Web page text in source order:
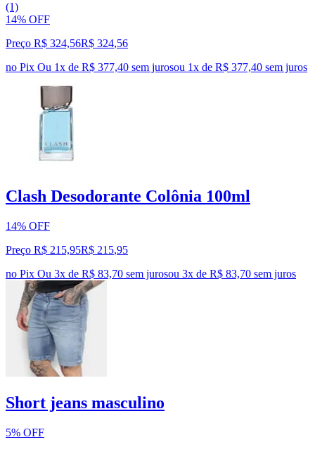
(1)
14% OFF
Preço R$ 324,56R$ 324,56
no Pix Ou 1x de R$ 377,40 sem jurosou 1x de R$ 377,40 sem juros
Clash Desodorante Colônia 100ml
14% OFF
Preço R$ 215,95R$ 215,95
no Pix Ou 3x de R$ 83,70 sem jurosou 3x de R$ 83,70 sem juros
Short jeans masculino
5% OFF